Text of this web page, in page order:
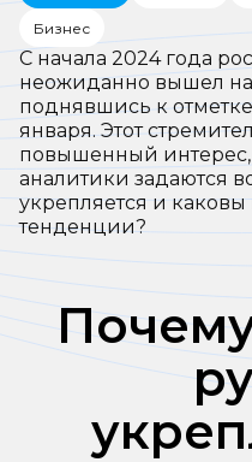
Бизнес
С начала 2024 года
неожиданно вышел
поднявшись к
января. Этот
повышенный
аналитики задаются
укрепляется и
тенденции?